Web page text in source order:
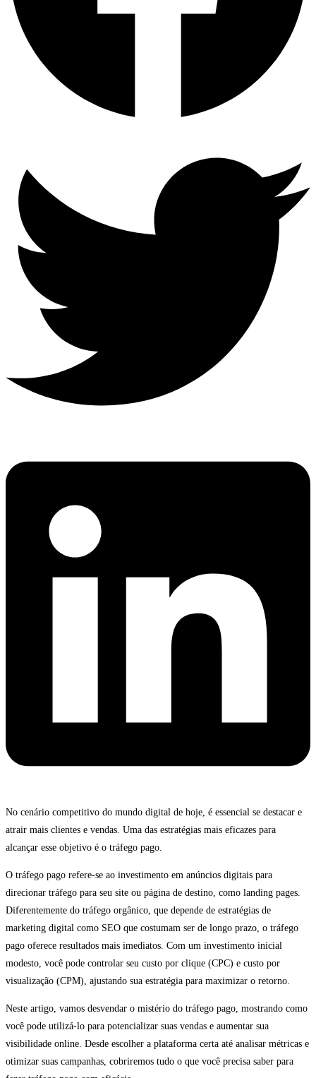
No cenário competitivo do mundo digital de hoje, é essencial se destacar e
atrair mais clientes e vendas. Uma das estratégias mais eficazes para
alcançar esse objetivo é o tráfego pago.
O tráfego pago refere-se ao investimento em anúncios digitais para
direcionar tráfego para seu site ou página de destino, como landing pages.
Diferentemente do tráfego orgânico, que depende de estratégias de
marketing digital como SEO que costumam ser de longo prazo, o tráfego
pago oferece resultados mais imediatos. Com um investimento inicial
modesto, você pode controlar seu custo por clique (CPC) e custo por
visualização (CPM), ajustando sua estratégia para maximizar o retorno.
Neste artigo, vamos desvendar o mistério do tráfego pago, mostrando como
você pode utilizá-lo para potencializar suas vendas e aumentar sua
visibilidade online. Desde escolher a plataforma certa até analisar métricas e
otimizar suas campanhas, cobriremos tudo o que você precisa saber para